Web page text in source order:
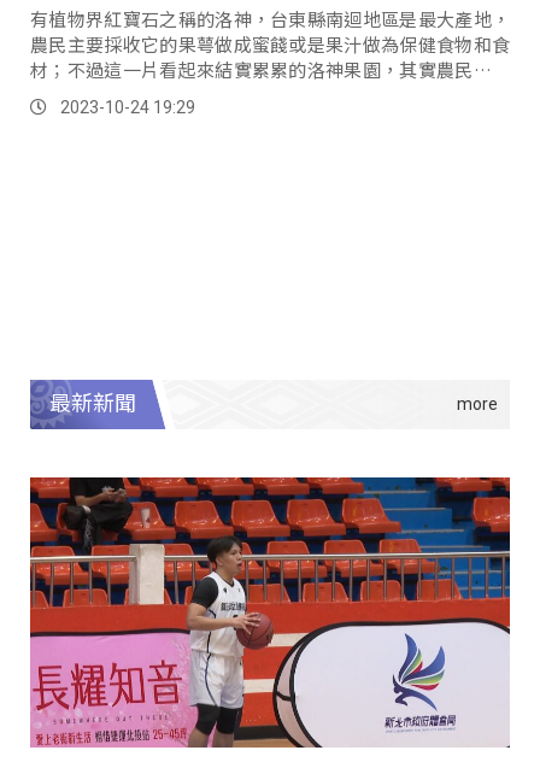
有植物界紅寶石之稱的洛神，台東縣南迴地區是最大產地，
農民主要採收它的果萼做成蜜餞或是果汁做為保健食物和食
材；不過這一片看起來結實累累的洛神果園，其實農民已經
鏟除2到3成長不大的洛神，因為9月和10月受到海葵和小犬
颱風侵襲受損嚴重。
2023-10-24 19:29
最新新聞